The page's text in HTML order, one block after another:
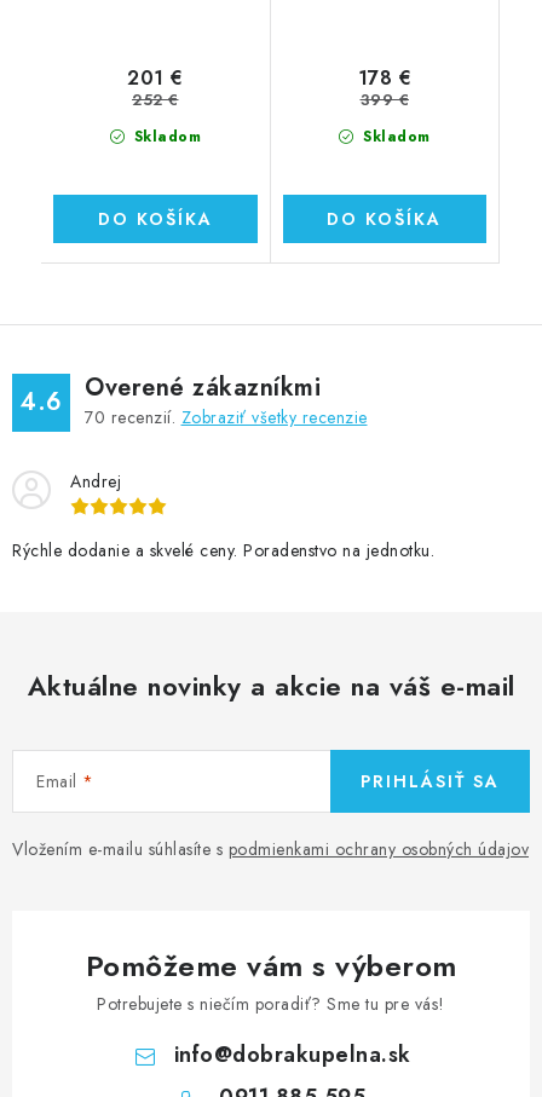
Skladom
201 €
252 €
DO KOŠÍKA
Skladom
178 €
399 €
DO KOŠÍKA
4.6 Overené zákazníkmi
70 recenzií. Zobraziť všetky recenzie
Andrej
Rýchle dodanie a skvelé ceny. Poradenstvo na jednotku.
Aktuálne novinky a akcie na váš e-mail
Email
Vložením e-mailu súhlasíte s podmienkami ochrany osobných údajov
PRIHLÁSIŤ SA
Pomôžeme vám s výberom
Potrebujete s niečím poradiť? Sme tu pre vás!
info@dobrakupelna.sk